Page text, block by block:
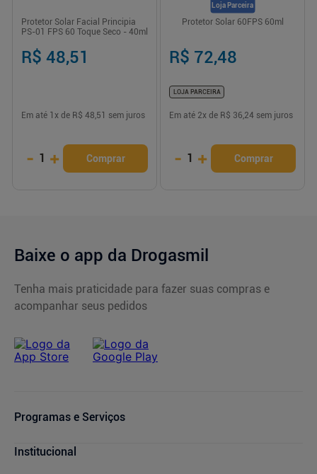
Protetor Solar Facial Principia
PS-01 FPS 60 Toque Seco - 40ml
R$ 48,51
Em até 1 x de R$ 48,51 sem juros
- 1 + Comprar
Loja Parceira
Protetor Solar 60FPS 60ml
R$ 72,48
LOJA PARCEIRA
Em até 2x de R$ 36,24 sem juros
- 1 + Comprar
Baixe o app da Drogasmil
Tenha mais praticidade para fazer suas compras e
acompanhar seus pedidos
Programas e Serviços
Cupons de Desconto
Institucional